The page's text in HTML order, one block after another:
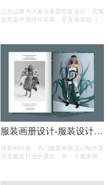
三文品牌为大家分享茶包装设计：武夷
岩茶是中国传统名茶，是具有岩韵（岩
长在岩缝之中。武夷岩茶具有绿茶之清
香，红茶之甘醇，是中国乌龙茶中之极
品。武夷岩茶属半发酵的青茶，制作方
法介于绿茶与红茶之间。
服装画册设计-服装设计图
很多的时候，热门服装画册设计制作是
深受服装行业的喜欢，而一个服装画册
巧，那么在设计上也是应该不会太难，